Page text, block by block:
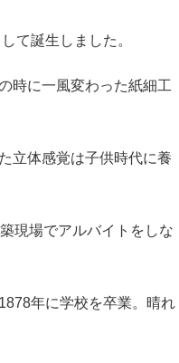
て誕生しました。
時に一風変わった紙細工
立体感覚は子供時代に養
現場でアルバイトをしな
年に学校を卒業。晴れ